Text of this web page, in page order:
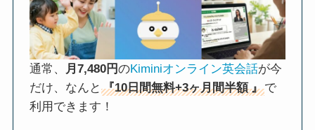
通常、 月7,480円のKiminiオンライン英会話が今
だけ、なんと『10日間無料+3ヶ月間半額 』で
利用できます！